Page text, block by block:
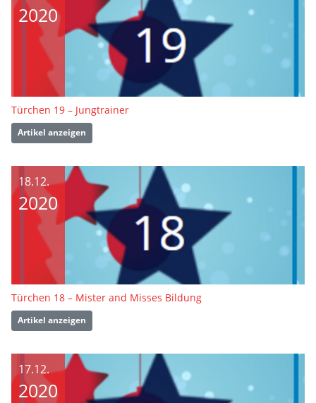
2020
Türchen 19 – Jungtrainer
Artikel anzeigen
18.12.
2020
Türchen 18 – Mister and Misses Bildung
Artikel anzeigen
17.12.
2020